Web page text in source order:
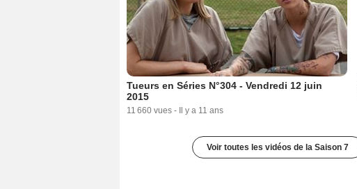
Tueurs en Séries N°304 - Vendredi 12 juin
2015
11 660 vues - Il y a 11 ans
Voir toutes les vidéos de la Saison 7